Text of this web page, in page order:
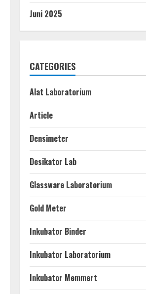
Juni 2025
CATEGORIES
Alat Laboratorium
Article
Densimeter
Desikator Lab
Glassware Laboratorium
Gold Meter
Inkubator Binder
Inkubator Laboratorium
Inkubator Memmert